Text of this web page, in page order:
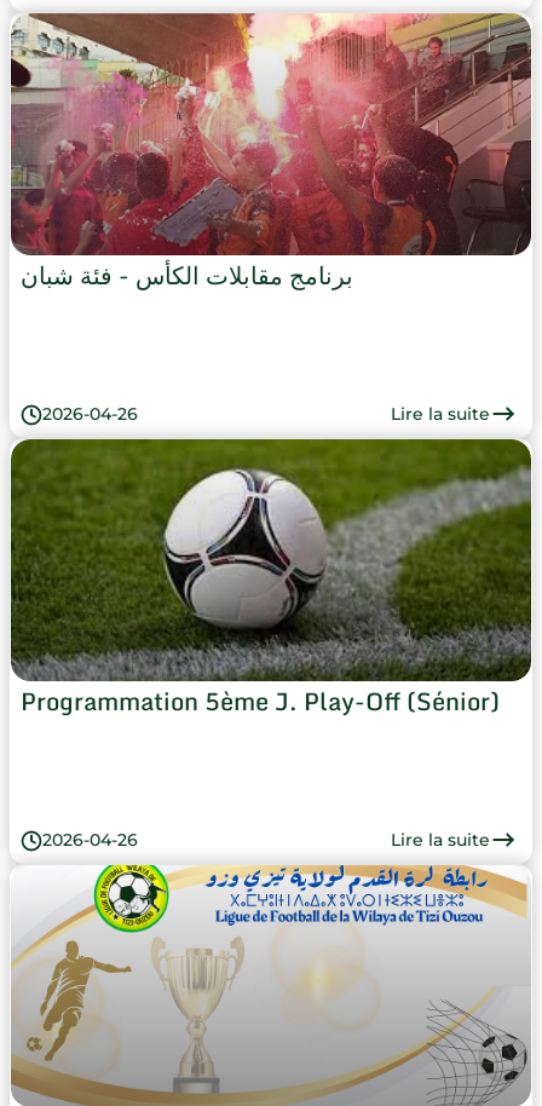
برنامج مقابلات الكأس - فئة شبان
2026-04-26 Lire la suite
Programmation 5ème J. Play-Off (Sénior)
2026-04-26 Lire la suite